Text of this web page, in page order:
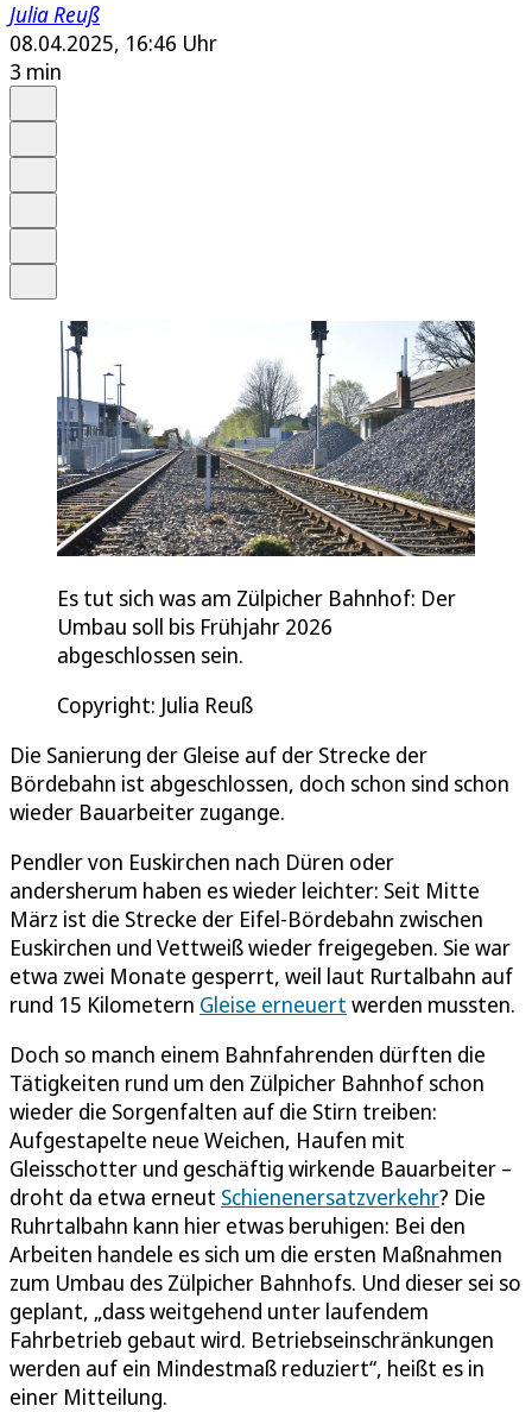
Julia Reuß
08.04.2025, 16:46 Uhr
3 min
Es tut sich was am Zülpicher Bahnhof: Der
Umbau soll bis Frühjahr 2026
abgeschlossen sein.
Copyright: Julia Reuß
Die Sanierung der Gleise auf der Strecke der
Bördebahn ist abgeschlossen, doch schon sind schon
wieder Bauarbeiter zugange.
Pendler von Euskirchen nach Düren oder
andersherum haben es wieder leichter: Seit Mitte
März ist die Strecke der Eifel-Bördebahn zwischen
Euskirchen und Vettweiß wieder freigegeben. Sie war
etwa zwei Monate gesperrt, weil laut Rurtalbahn auf
rund 15 Kilometern Gleise erneuert werden mussten.
Doch so manch einem Bahnfahrenden dürften die
Tätigkeiten rund um den Zülpicher Bahnhof schon
wieder die Sorgenfalten auf die Stirn treiben:
Aufgestapelte neue Weichen, Haufen mit
Gleisschotter und geschäftig wirkende Bauarbeiter –
droht da etwa erneut Schienenersatzverkehr? Die
Ruhrtalbahn kann hier etwas beruhigen: Bei den
Arbeiten handele es sich um die ersten Maßnahmen
zum Umbau des Zülpicher Bahnhofs. Und dieser sei so
geplant, „dass weitgehend unter laufendem
Fahrbetrieb gebaut wird. Betriebseinschränkungen
werden auf ein Mindestmaß reduziert“, heißt es in
einer Mitteilung.